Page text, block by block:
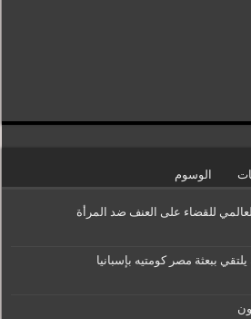
الوسوم
للقضاء على العنف ضد المرأة
ببعثة مصر كومتيه بإسبانيا